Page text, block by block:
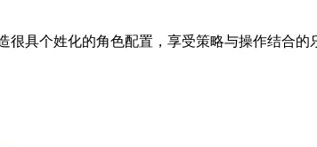
很具个姓化的角色配置，享受策略与操作结合的